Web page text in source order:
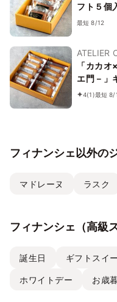
フト５個
最短 8/12
ATELIER
「カカ
エ門－」
4(1)最短 8/
フィナンシェ以外の
マドレーヌ ラスク
フィナンシェ（高級
誕生日 ギフトスイ
ホワイトデー お歳